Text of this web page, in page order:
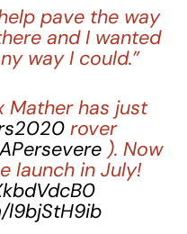
pave the way
and I wanted
way I could.”
Mather has just
rover
). Now
launch in July!
l9bjStH9ib